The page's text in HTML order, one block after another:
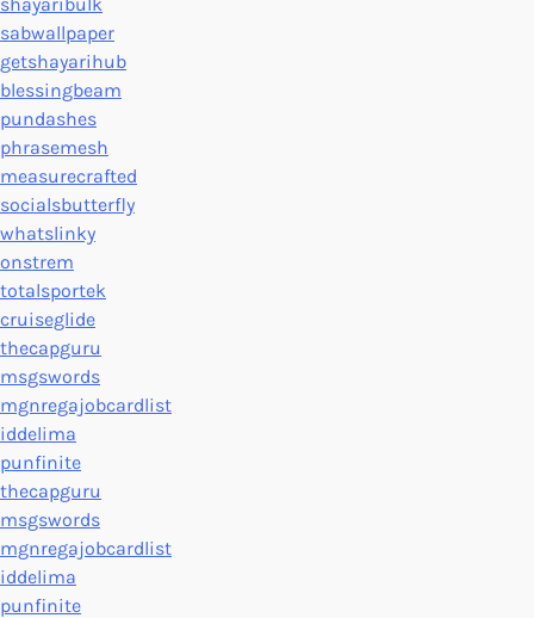
sabwallpaper
getshayarihub
blessingbeam
pundashes
phrasemesh
measurecrafted
socialsbutterfly
whatslinky
onstrem
totalsportek
cruiseglide
thecapguru
msgswords
mgnregajobcardlist
iddelima
punfinite
thecapguru
msgswords
mgnregajobcardlist
iddelima
punfinite